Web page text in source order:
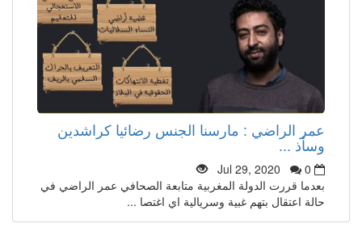
عمر الراضي : مارسنا الجنس رضائيا كراشدين
وسأذ ...
Jul 29, 2020
0
بعدما قررت الدولة المغربية متابعة الصحافي عمر الراضي في
حالة اعتقال بتهم غبية وسريالية اي اغتصا ...